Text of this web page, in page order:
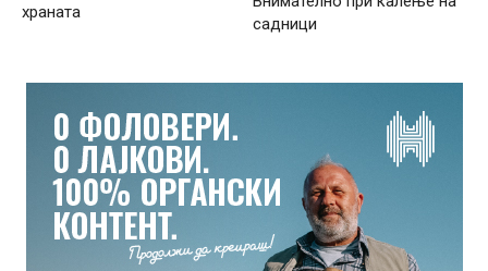
храната
садници